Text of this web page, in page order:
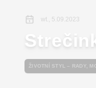
wt., 5.09.2023
ŽIVOTNÍ STYL – RADY,